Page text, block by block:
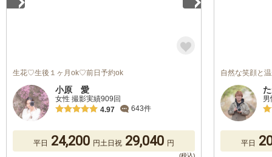
生花♡生後１ヶ月ok♡前日予約ok
小原 愛
女性 撮影実績909回
4.97
643件
平日 24,200 円土日祝 29,040 円
自然な笑顔と
平日